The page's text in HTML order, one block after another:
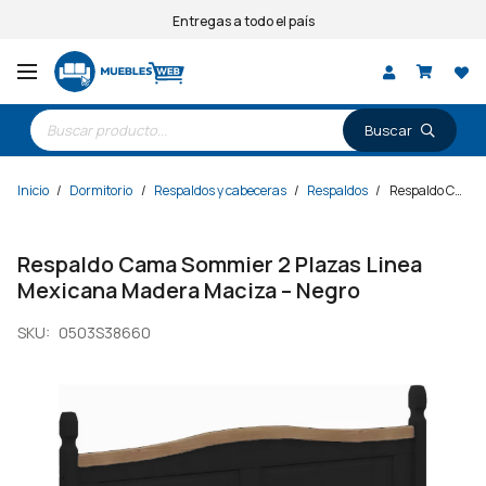
Entregas a todo el país
Búsqueda
de
productos
Inicio / Dormitorio / Respaldos y cabeceras / Respaldos / Respaldo Cama Sommier 2 Plazas Linea Mexicana Madera Maciza – Negro
Respaldo Cama Sommier 2 Plazas Linea
Mexicana Madera Maciza – Negro
SKU: 0503S38660